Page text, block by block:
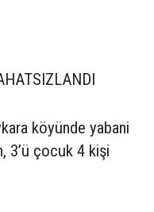
köyünde yabani
3’ü çocuk 4 kişi